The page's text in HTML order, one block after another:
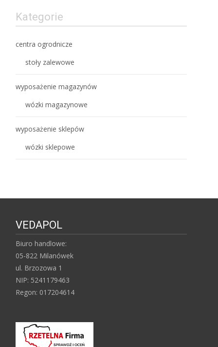
Kategorie
centra ogrodnicze
stoły zalewowe
wyposażenie magazynów
wózki magazynowe
wyposażenie sklepów
wózki sklepowe
VEDAPOL
Biuro handlowe:
05-822 Milanówek
ul. Brzozowa 1
NIP: 5241179463
Regon: 017204614